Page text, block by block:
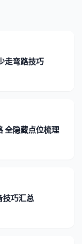
走弯路技巧
全隐藏点位梳理
技巧汇总